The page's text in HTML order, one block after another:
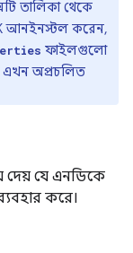
তালিকা থেকে
আনইনস্টল করেন,
ফাইলগুলো
এখন অপ্রচলিত
দেয় যে এনডিকে
করে।